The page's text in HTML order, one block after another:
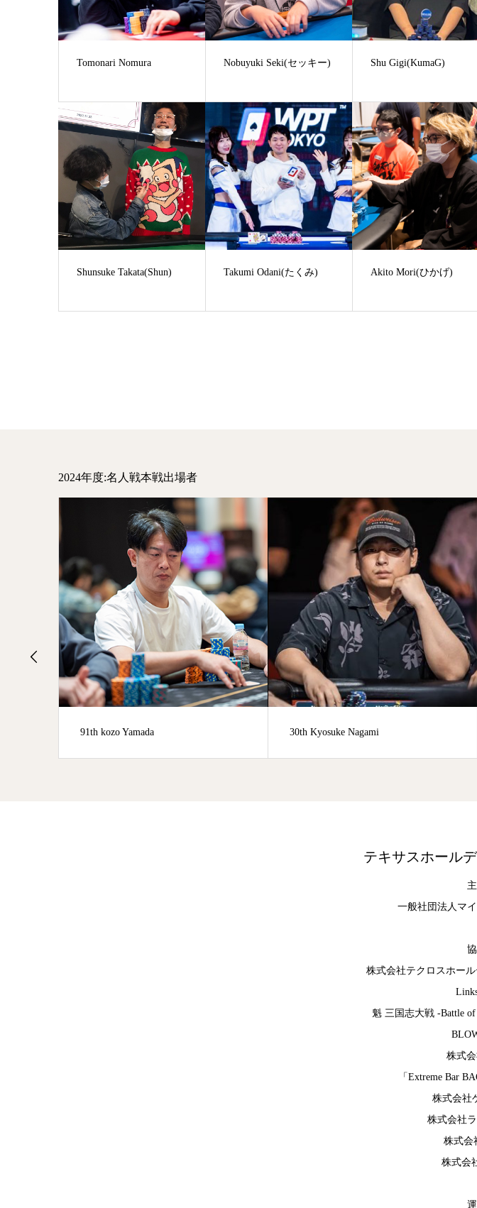
Tomonari Nomura Nobuyuki Seki(セッキー) Shu Gigi(KumaG)
Shunsuke Takata(Shun) Takumi Odani(たくみ) Akito Mori(ひかげ)
2024年度:名人戦本戦出場者
テキサスホール
一般社団法人マ
株式会社テクロスホー
魁 三国志大戦 -Battle of
株式
「Extreme Bar
株式会社
株式会社
株式会
株式会